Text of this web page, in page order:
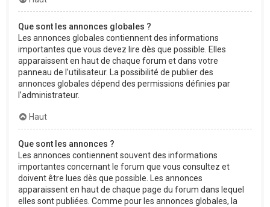
Que sont les annonces globales ?
Les annonces globales contiennent des informations
importantes que vous devez lire dès que possible. Elles
apparaissent en haut de chaque forum et dans votre
panneau de l’utilisateur. La possibilité de publier des
annonces globales dépend des permissions définies par
l’administrateur.
Haut
Que sont les annonces ?
Les annonces contiennent souvent des informations
importantes concernant le forum que vous consultez et
doivent être lues dès que possible. Les annonces
apparaissent en haut de chaque page du forum dans lequel
elles sont publiées. Comme pour les annonces globales, la